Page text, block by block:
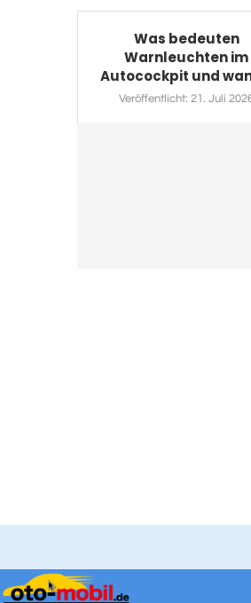
Was bedeuten
Warnleuchten im
Autocockpit und
Veröffentlicht: 21. Juli